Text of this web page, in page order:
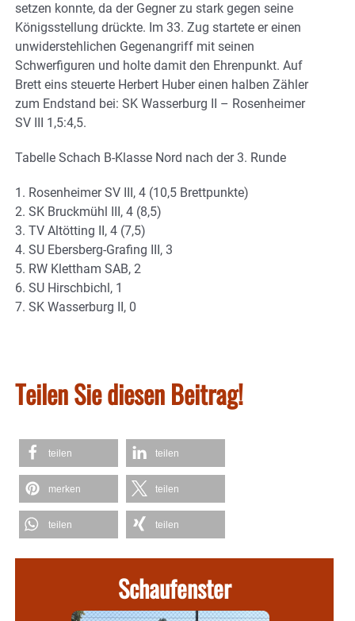
setzen konnte, da der Gegner zu stark gegen seine
Königsstellung drückte. Im 33. Zug startete er einen
unwiderstehlichen Gegenangriff mit seinen
Schwerfiguren und holte damit den Ehrenpunkt. Auf
Brett eins steuerte Herbert Huber einen halben Zähler
zum Endstand bei: SK Wasserburg II – Rosenheimer
SV III 1,5:4,5.
Tabelle Schach B-Klasse Nord nach der 3. Runde
1. Rosenheimer SV III, 4 (10,5 Brettpunkte)
2. SK Bruckmühl III, 4 (8,5)
3. TV Altötting II, 4 (7,5)
4. SU Ebersberg-Grafing III, 3
5. RW Klettham SAB, 2
6. SU Hirschbichl, 1
7. SK Wasserburg II, 0
Teilen Sie diesen Beitrag!
teilen teilen
merken teilen
teilen teilen
Schaufenster